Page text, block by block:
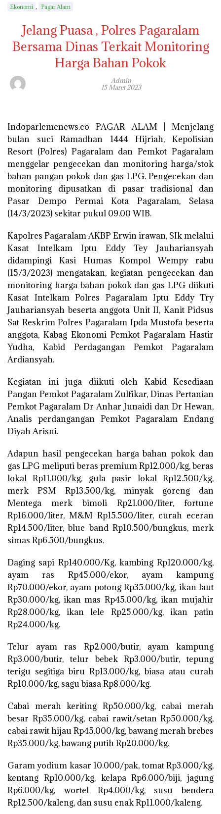
Ekonomi , Pagar Alam
Jelang Puasa , Polres Pagaralam
Bersama Dinas Terkait Monitoring
Harga Bahan Pokok
Admin
15 Maret 2023
Indoparlemenews.co PAGAR ALAM | Menjelang
bulan suci Ramadhan 1444 Hijriah, Kepolisian
Resort (Polres) Pagaralam dan Pemkot Pagaralam
menggelar pengecekan dan monitoring harga/stok
bahan pangan pokok dan gas LPG. Pengecekan dan
monitoring dipusatkan di pasar tradisional dan
Pasar Dempo Permai Kota Pagaralam, Selasa
(14/3/2023) sekitar pukul 09.00 WIB.
Kapolres Pagaralam AKBP Erwin irawan, SIk melalui
Kasat Intelkam Iptu Eddy Tey Jauhariansyah
didampingi Kasi Humas Kompol Wempy rabu
(15/3/2023) mengatakan, kegiatan pengecekan dan
monitoring harga bahan pokok dan gas LPG diikuti
Kasat Intelkam Polres Pagaralam Iptu Eddy Try
Jauhariansyah beserta anggota Unit II, Kanit Pidsus
Sat Reskrim Polres Pagaralam Ipda Mustofa beserta
anggota, Kabag Ekonomi Pemkot Pagaralam Hastir
Yudha, Kabid Perdagangan Pemkot Pagaralam
Ardiansyah.
Kegiatan ini juga diikuti oleh Kabid Kesediaan
Pangan Pemkot Pagaralam Zulfikar, Dinas Pertanian
Pemkot Pagaralam Dr Anhar Junaidi dan Dr Hewan,
Analis perdangangan Pemkot Pagaralam Endang
Diyah Arisni.
Adapun hasil pengecekan harga bahan pokok dan
gas LPG meliputi beras premium Rp12.000/kg, beras
lokal Rp11.000/kg, gula pasir lokal Rp12.500/kg,
merk PSM Rp13.500/kg, minyak goreng dan
Mentega merk bimoli Rp21.000/liter, fortune
Rp16.000/liter, M&M Rp15.500/liter, curah eceran
Rp14.500/liter, blue band Rp10.500/bungkus, merk
simas Rp6.500/bungkus.
Daging sapi Rp140.000/Kg, kambing Rp120.000/kg,
ayam ras Rp45.000/ekor, ayam kampung
Rp70.000/ekor, ayam potong Rp35.000/kg, ikan laut
Rp30.000/kg, ikan mas Rp45.000/kg, ikan mujahir
Rp28.000/kg, ikan lele Rp25.000/kg, ikan patin
Rp24.000/kg.
Telur ayam ras Rp2.000/butir, ayam kampung
Rp3.000/butir, telur bebek Rp3.000/butir, tepung
terigu segitiga biru Rp13.000/kg, biasa atau curah
Rp10.000/kg, sagu biasa Rp8.000/kg.
Cabai merah keriting Rp50.000/kg, cabai merah
besar Rp35.000/kg, cabai rawit/setan Rp50.000/kg,
cabai rawit hijau Rp45.000/kg, bawang merah brebes
Rp35.000/kg, bawang putih Rp20.000/kg.
Garam yodium kasar 10.000/pak, tomat Rp3.000/kg,
kentang Rp10.000/kg, kelapa Rp6.000/biji, jagung
Rp6.000/kg, wortel Rp4.000/kg, susu bendera
Rp12.500/kaleng, dan susu enak Rp11.000/kaleng.